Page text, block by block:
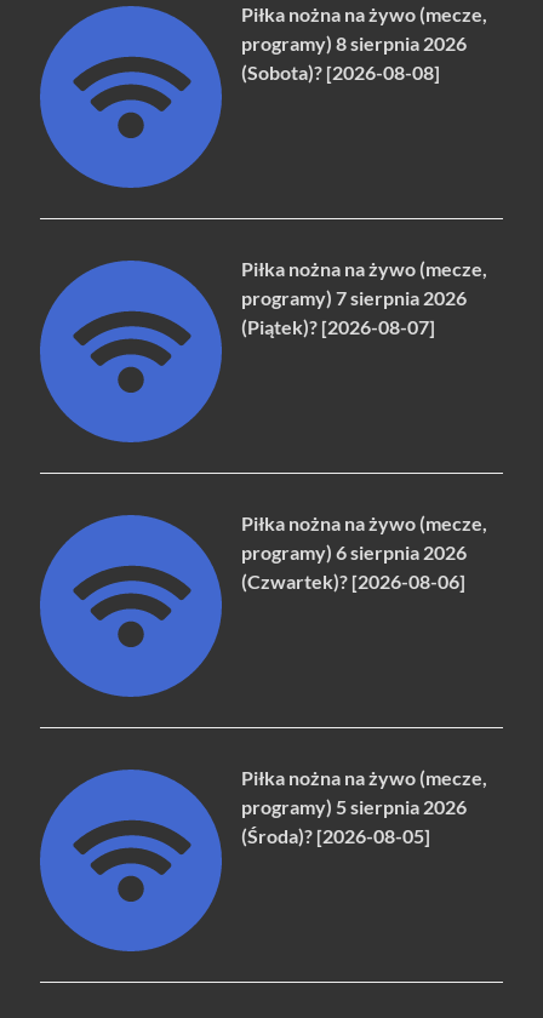
Piłka nożna na żywo (mecze,
programy) 8 sierpnia 2026
(Sobota)? [2026-08-08]
Piłka nożna na żywo (mecze,
programy) 7 sierpnia 2026
(Piątek)? [2026-08-07]
Piłka nożna na żywo (mecze,
programy) 6 sierpnia 2026
(Czwartek)? [2026-08-06]
Piłka nożna na żywo (mecze,
programy) 5 sierpnia 2026
(Środa)? [2026-08-05]